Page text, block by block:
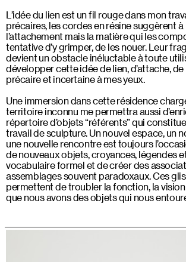
L’idée du lien est un fil rouge dans mon
précaires, les cordes en résine suggèrent à
l’attachement mais la matière qui les
tentative d’y grimper, de les nouer. Leur
devient un obstacle inéluctable à toute
développer cette idée de lien, d’attache,
précaire et incertaine à mes yeux.
Une immersion dans cette résidence
territoire inconnu me permettra aussi
répertoire d’objets “référents” qui
travail de sculpture. Un nouvel espace, un
une nouvelle rencontre est toujours
de nouveaux objets, croyances, légendes
vocabulaire formel et de créer des
assemblages souvent paradoxaux. Ces
permettent de troubler la fonction, la
que nous avons des objets qui nous